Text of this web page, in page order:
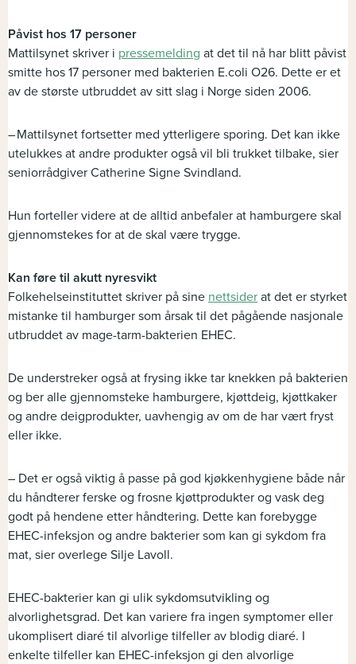
Påvist hos 17 personer
Mattilsynet skriver i pressemelding at det til nå har blitt påvist
smitte hos 17 personer med bakterien E.coli O26. Dette er et
av de største utbruddet av sitt slag i Norge siden 2006.
– Mattilsynet fortsetter med ytterligere sporing. Det kan ikke
utelukkes at andre produkter også vil bli trukket tilbake, sier
seniorrådgiver Catherine Signe Svindland.
Hun forteller videre at de alltid anbefaler at hamburgere skal
gjennomstekes for at de skal være trygge.
Kan føre til akutt nyresvikt
Folkehelseinstituttet skriver på sine nettsider at det er styrket
mistanke til hamburger som årsak til det pågående nasjonale
utbruddet av mage-tarm-bakterien EHEC.
De understreker også at frysing ikke tar knekken på bakterien
og ber alle gjennomsteke hamburgere, kjøttdeig, kjøttkaker
og andre deigprodukter, uavhengig av om de har vært fryst
eller ikke.
– Det er også viktig å passe på god kjøkkenhygiene både når
du håndterer ferske og frosne kjøttprodukter og vask deg
godt på hendene etter håndtering. Dette kan forebygge
EHEC-infeksjon og andre bakterier som kan gi sykdom fra
mat, sier overlege Silje Lavoll.
EHEC-bakterier kan gi ulik sykdomsutvikling og
alvorlighetsgrad. Det kan variere fra ingen symptomer eller
ukomplisert diaré til alvorlige tilfeller av blodig diaré. I
enkelte tilfeller kan EHEC-infeksjon gi den alvorlige